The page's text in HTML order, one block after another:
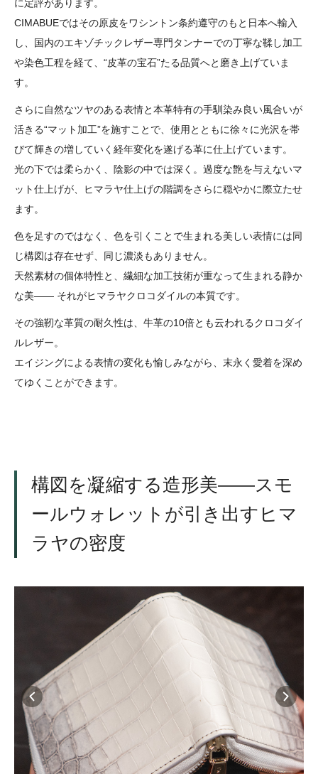
に定評があります。
CIMABUEではその原皮をワシントン条約遵守のもと日本へ輸入
し、国内のエキゾチックレザー専門タンナーでの丁寧な鞣し加工
や染色工程を経て、“皮革の宝石”たる品質へと磨き上げていま
す。
さらに自然なツヤのある表情と本革特有の手馴染み良い風合いが
活きる“マット加工”を施すことで、使用とともに徐々に光沢を帯
びて輝きの増していく経年変化を遂げる革に仕上げています。
光の下では柔らかく、陰影の中では深く。過度な艶を与えないマ
ット仕上げが、ヒマラヤ仕上げの階調をさらに穏やかに際立たせ
ます。
色を足すのではなく、色を引くことで生まれる美しい表情には同
じ構図は存在せず、同じ濃淡もありません。
天然素材の個体特性と、繊細な加工技術が重なって生まれる静か
な美―― それがヒマラヤクロコダイルの本質です。
その強靭な革質の耐久性は、牛革の10倍とも云われるクロコダイ
ルレザー。
エイジングによる表情の変化も愉しみながら、末永く愛着を深め
てゆくことができます。
構図を凝縮する造形美――スモ
ールウォレットが引き出すヒマ
ラヤの密度